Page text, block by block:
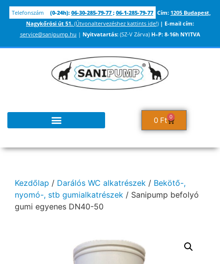
Telefonszám (0-24h): 06-30-285-79-77 ; 06-1-285-79-77 Cím: 1205 Budapest,
Nagykőrösi út 51. (Útvonaltervezéshez kattints ide!) | E-mail cím:
service@sanipump.hu | Nyitvatartás:(SZ-V Zárva) H–P: 8-16h NYITVA
0 Ft 0
Kezdőlap / Darálós WC alkatrészek / Bekötő-,
nyomó-, stb gumialkatrészek / Sanipump befolyó
gumi egyenes DN40-50